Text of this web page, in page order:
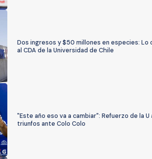
Dos ingresos y $50 millones en especies:
al CDA de la Universidad de Chile
"Este año eso va a cambiar": Refuerzo de la
triunfos ante Colo Colo